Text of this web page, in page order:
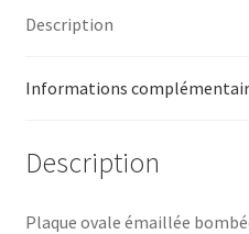
Description
Informations
Description
Plaque ovale émaillée